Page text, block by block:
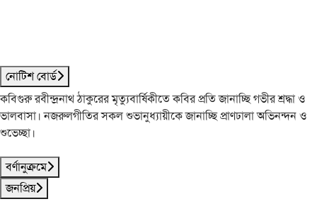
নোটিশ বোর্ড
কবিগুরু রবীন্দ্রনাথ ঠাকুরের মৃত্যুবার্ষিকীতে কবির প্রতি জানাচ্ছি গভীর শ্রদ্ধা ও
ভালবাসা। নজরুলগীতির সকল শুভানুধ্যায়ীকে জানাচ্ছি প্রাণঢালা অভিনন্দন ও
শুভেচ্ছা।
বর্ণানুক্রমে
জনপ্রিয়